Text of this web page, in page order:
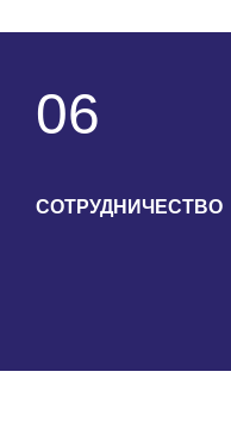
06
СОТРУДНИЧЕСТВО